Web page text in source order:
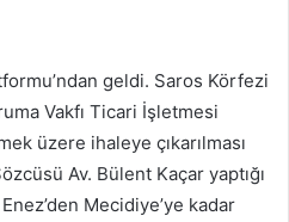
geldi. Saros Körfezi
Vakfı Ticari İşletmesi
üzere ihaleye çıkarılması
Av. Bülent Kaçar yaptığı
Mecidiye’ye kadar